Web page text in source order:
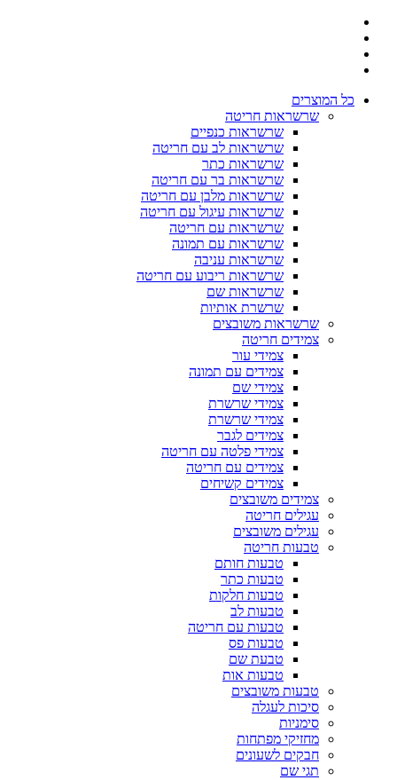
כל המוצרים
שרשראות חריטה
שרשראות כנפיים
שרשראות לב עם חריטה
שרשראות כתר
שרשראות בר עם חריטה
שרשראות מלבן עם חריטה
שרשראות עיגול עם חריטה
שרשראות עם חריטה
שרשראות עם תמונה
שרשראות עניבה
שרשראות ריבוע עם חריטה
שרשראות שם
שרשרת אותיות
שרשראות משובצים
צמידים חריטה
צמידי עור
צמידים עם תמונה
צמידי שם
צמידי שרשרת
צמידי שרשרת
צמידים לגבר
צמידי פלטה עם חריטה
צמידים עם חריטה
צמידים קשיחים
צמידים משובצים
עגילים חריטה
עגילים משובצים
טבעות חריטה
טבעות חותם
טבעות כתר
טבעות חלקות
טבעות לב
טבעות עם חריטה
טבעות פס
טבעת שם
טבעות אות
טבעות משובצים
סיכות לעגלה
סימניות
מחזיקי מפתחות
חבקים לשעונים
תגי שם